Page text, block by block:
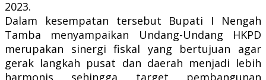
2023.
Dalam kesempatan tersebut Bupati I Nengah
Tamba menyampaikan Undang-Undang HKPD
merupakan sinergi fiskal yang bertujuan agar
gerak langkah pusat dan daerah menjadi lebih
harmonis sehingga target pembangunan